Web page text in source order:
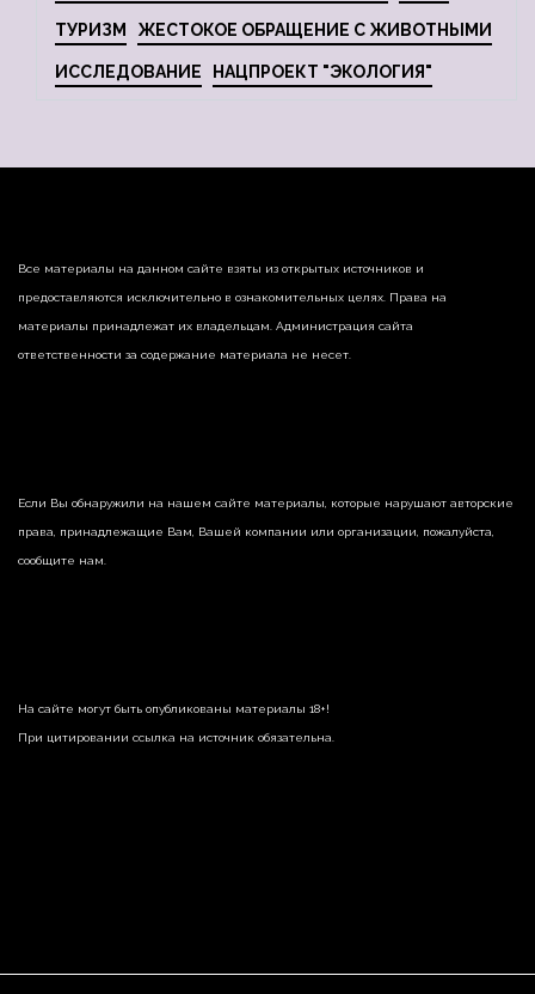
ТУРИЗМ ЖЕСТОКОЕ ОБРАЩЕНИЕ С ЖИВОТНЫМИ
ИССЛЕДОВАНИЕ НАЦПРОЕКТ "ЭКОЛОГИЯ"
Все материалы на данном сайте взяты из открытых источников и
предоставляются исключительно в ознакомительных целях. Права на
материалы принадлежат их владельцам. Администрация сайта
ответственности за содержание материала не несет.
Если Вы обнаружили на нашем сайте материалы, которые нарушают авторские
права, принадлежащие Вам, Вашей компании или организации, пожалуйста,
сообщите нам.
На сайте могут быть опубликованы материалы 18+!
При цитировании ссылка на источник обязательна.